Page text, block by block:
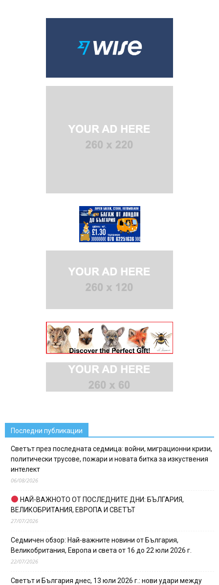
Последни публикации
Светът през последната седмица: войни, миграционни кризи,
политически трусове, пожари и новата битка за изкуствения
интелект
06/08/2026
НАЙ-ВАЖНОТО ОТ ПОСЛЕДНИТЕ ДНИ: БЪЛГАРИЯ,
ВЕЛИКОБРИТАНИЯ, ЕВРОПА И СВЕТЪТ
27/07/2026
Седмичен обзор: Най-важните новини от България,
Великобритания, Европа и света от 16 до 22 юли 2026 г.
22/07/2026
Светът и България днес, 13 юли 2026 г.: нови удари между